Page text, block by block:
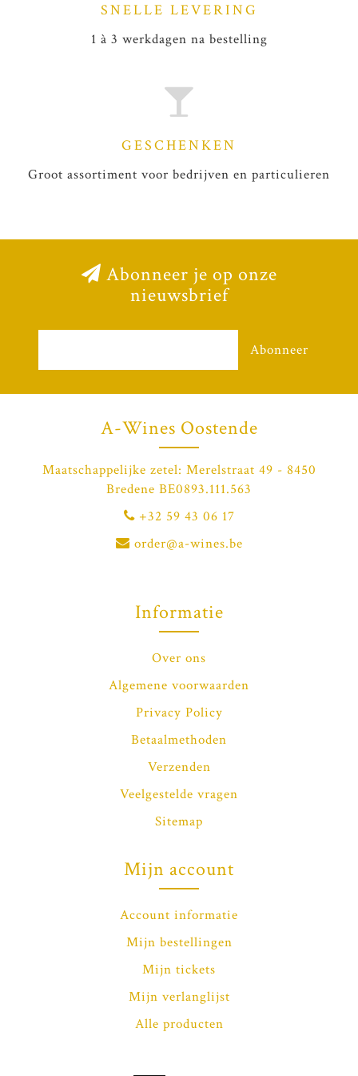
SNELLE LEVERING
1 à 3 werkdagen na bestelling
GESCHENKEN
Groot assortiment voor bedrijven en particulieren
Abonneer je op onze
nieuwsbrief
Abonneer
A-Wines Oostende
Maatschappelijke zetel: Merelstraat 49 - 8450
Bredene BE0893.111.563
+32 59 43 06 17
order@a-wines.be
Informatie
Over ons
Algemene voorwaarden
Privacy Policy
Betaalmethoden
Verzenden
Veelgestelde vragen
Sitemap
Mijn account
Account informatie
Mijn bestellingen
Mijn tickets
Mijn verlanglijst
Alle producten